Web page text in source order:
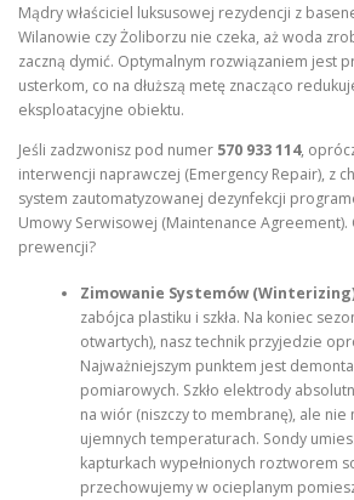
Mądry właściciel luksusowej rezydencji z
Wilanowie czy Żoliborzu nie czeka, aż woda
zaczną dymić. Optymalnym rozwiązaniem jest
usterkom, co na dłuższą metę znacząco
eksploatacyjne obiektu.
Jeśli zadzwonisz pod numer 570 933 114,
interwencji naprawczej (Emergency Repair), z
system zautomatyzowanej dezynfekcji
Umowy Serwisowej (Maintenance Agreement).
prewencji?
Zimowanie Systemów
zabójca plastiku i szkła. Na koniec
otwartych), nasz technik przyjedzie
Najważniejszym punktem jest
pomiarowych. Szkło elektrody
na wiór (niszczy to membranę), ale
ujemnych temperaturach. Sondy
kapturkach wypełnionych roztworem
przechowujemy w ocieplanym